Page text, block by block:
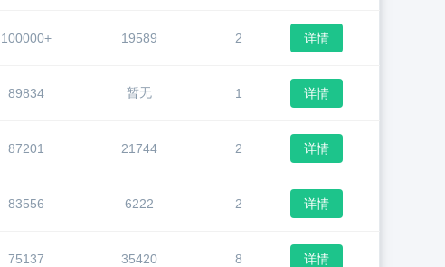
100000+ 19589 2 详情
89834 暂无 1 详情
87201 21744 2 详情
83556 6222 2 详情
75137 35420 8 详情